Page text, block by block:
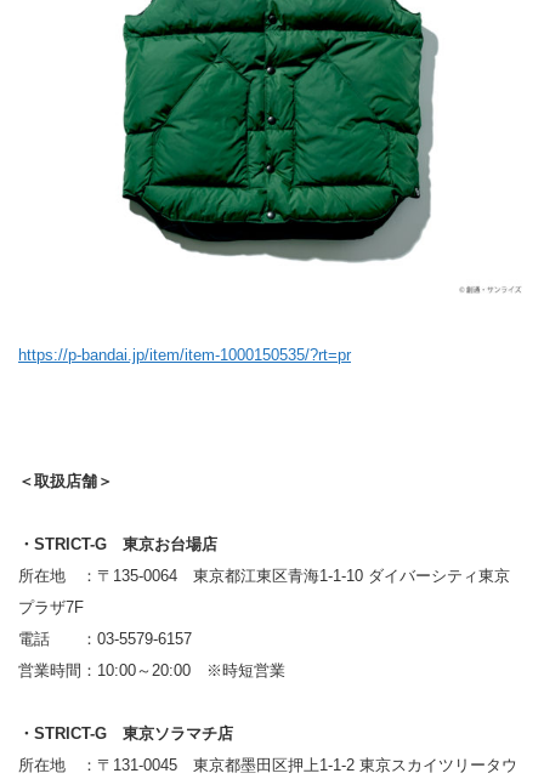
https://p-bandai.jp/item/item-1000150535/?rt=pr
＜取扱店舗＞
・STRICT-G 東京お台場店
所在地 ：〒135-0064 東京都江東区青海1-1-10 ダイバーシティ東京
プラザ7F
電話 ：03-5579-6157
営業時間：10:00～20:00 ※時短営業
・STRICT-G 東京ソラマチ店
所在地 ：〒131-0045 東京都墨田区押上1-1-2 東京スカイツリータウ